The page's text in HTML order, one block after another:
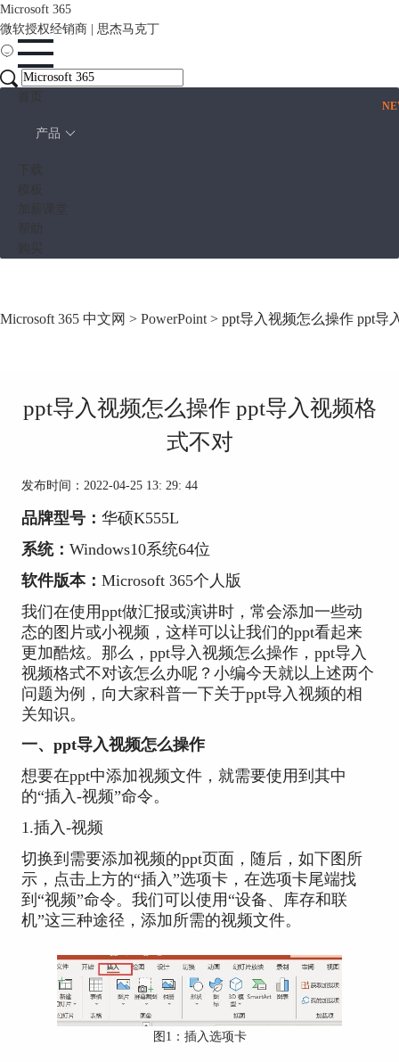
Microsoft 365
微软授权经销商 | 思杰马克丁
产品
Microsoft 365 中文网 > PowerPoint > ppt导入视频怎么操作 ppt导
ppt导入视频怎么操作 ppt导入视频格
式不对
发布时间：2022-04-25 13: 29: 44
品牌型号： 华硕K555L
系统： Windows10系统64位
软件版本： Microsoft 365个人版
我们在使用ppt做汇报或演讲时，常会添加一些动
态的图片或小视频，这样可以让我们的ppt看起来
更加酷炫。那么，ppt导入视频怎么操作，ppt导入
视频格式不对该怎么办呢？小编今天就以上述两个
问题为例，向大家科普一下关于ppt导入视频的相
关知识。
一、ppt导入视频怎么操作
想要在ppt中添加视频文件，就需要使用到其中
的“插入-视频”命令。
1.插入-视频
切换到需要添加视频的ppt页面，随后，如下图所
示，点击上方的“插入”选项卡，在选项卡尾端找
到“视频”命令。我们可以使用“设备、库存和联
机”这三种途径，添加所需的视频文件。
图1：插入选项卡